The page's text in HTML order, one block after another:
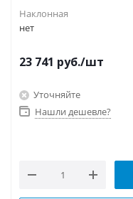
Наклонная
нет
23 741 руб./шт
Уточняйте
Нашли дешевле?